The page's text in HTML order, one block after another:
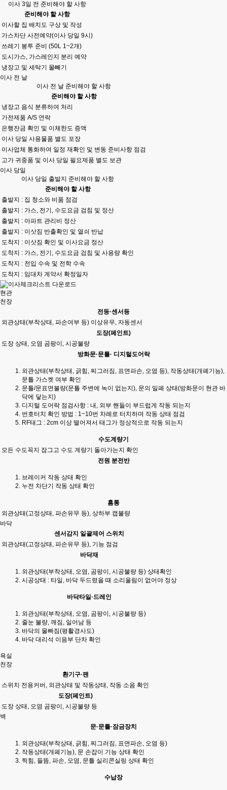
이사 3일 전 준비해야 할 사항
준비해야 할 사항
이사할 집 배치도 구상 및 작성
가스차단 사전예약(이사 당일 9시)
쓰레기 봉투 준비 (50L 1~2개)
도시가스, 가스레인지 분리 예약
냉장고 및 세탁기 물빼기
이사 전 날
이사 전 날 준비해야 할 사항
준비해야 할 사항
냉장고 음식 분류하여 처리
가전제품 A/S 연락
은행잔금 확인 및 이체한도 증액
이사 당일 사용물품 별도 포장
이사업체 통화하여 일정 재확인 및 변동 준비사항 점검
고가 귀중품 및 이사 당일 필요제품 별도 보관
이사 당일
이사 당일 출발지 준비해야 할 사항
준비해야 할 사항
출발지 : 집 청소와 비품 점검
출발지 : 가스, 전기, 수도요금 검침 및 정산
출발지 : 아파트 관리비 정산
출발지 : 이삿짐 반출확인 및 열쇠 반납
도착지 : 이삿짐 확인 및 이사요금 정산
도착지 : 가스, 전기, 수도요금 검침 및 사용량 확인
도착지 : 전입 수속 및 전학 수속
도착지 : 임대차 계약서 확정일자
현관
천장
전등·센서등
외관상태(부착상태, 파손여부 등) 이상유무, 자동센서
도장(페인트)
도장 상태, 오염 곰팡이, 시공불량
방화문·문틀· 디지털도어락
외관상태(부착상태, 긁힘, 찌그러짐, 표면파손, 오염 등), 작동상태(개폐기능),
문틀 가스켓 여부 확인
문틀/문표면불량(문틀 주변에 녹이 없는지), 문의 밀폐 상태(방화문이 현관 바
닥에 닿는지)
디지털 도어락 점검사항 : 내, 외부 핸들이 부드럽게 작동 되는지
번호터치 확인 방법 : 1~10번 차례로 터치하며 작동 상태 점검
RF태그 : 2cm 이상 떨어져서 태그가 정상적으로 작동 되는지
수도계량기
모든 수도꼭지 잠그고 수도 계량기 돌아가는지 확인
전원 분전반
브레이커 작동 상태 확인
누전 차단기 작동 상태 확인
홈통
외관상태(고정상태, 파손유무 등), 상하부 캡불량
바닥
센서감지 일괄제어 스위치
외관상태(고정상태, 파손유무 등), 기능 점검
바닥재
외관상태(부착상태, 오염, 곰팡이, 시공불량 등) 상태확인
시공상태 : 타일, 바닥 두드렸을 때 소리울림이 없어야 정상
바닥타일·드레인
외관상태(부착상태, 오염, 곰팡이, 시공불량 등)
줄눈 불량, 깨짐, 일어남 등
바닥의 물빠짐(평활경사도)
바닥 대리석 이음부 단차 확인
욕실
천장
환기구·팬
스위치 전용커버, 외관상태 및 작동상태, 작동 소음 확인
도장(페인트)
도장 상태, 오염 곰팡이, 시공불량 등
벽
문·문틀·잠금장치
외관상태(부착상태, 긁힘, 찌그러짐, 표면파손, 오염 등)
작동상태(개폐기능), 문 손잡이 기능 상태 확인
찍힘, 들뜸, 파손, 오염, 문틀 실리콘실링 상태 확인
수납장